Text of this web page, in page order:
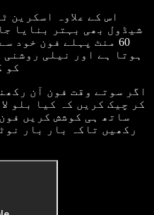
اس کے علاوہ اسکرین
شیڈول بھی بہتر بنایا
60 منٹ پہلے فون خود
ہوتا ہے اور نیلی
کو
اگر سوتے وقت فون آن
کر چیک کریں کہ کیا بلو
ساتھ ہی کوشش کریں
رکھیں تاکہ بار بار